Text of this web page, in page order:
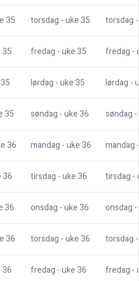
35 torsdag - uke35 torsdag
35 fredag - uke35 fredag -
35 lørdag - uke35 lørdag -
35 søndag - uke36 søndag
36 mandag - uke36 mandag
36 tirsdag - uke36 tirsdag -
36 onsdag - uke36 onsdag
36 torsdag - uke36 torsdag
36 fredag - uke36 fredag -